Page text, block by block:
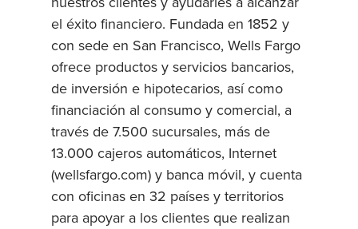
nuestros clientes y ayudarles a alcanzar
el éxito financiero. Fundada en 1852 y
con sede en San Francisco, Wells Fargo
ofrece productos y servicios bancarios,
de inversión e hipotecarios, así como
financiación al consumo y comercial, a
través de 7.500 sucursales, más de
13.000 cajeros automáticos, Internet
(wellsfargo.com) y banca móvil, y cuenta
con oficinas en 32 países y territorios
para apoyar a los clientes que realizan